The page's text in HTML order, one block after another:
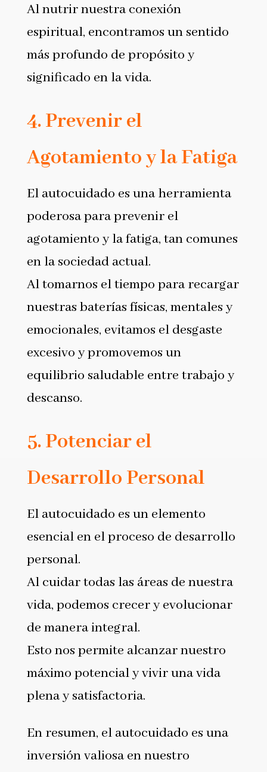
Al nutrir nuestra conexión
espiritual, encontramos un sentido
más profundo de propósito y
significado en la vida.
4. Prevenir el
Agotamiento y la Fatiga
El autocuidado es una herramienta
poderosa para prevenir el
agotamiento y la fatiga, tan comunes
en la sociedad actual.
Al tomarnos el tiempo para recargar
nuestras baterías físicas, mentales y
emocionales, evitamos el desgaste
excesivo y promovemos un
equilibrio saludable entre trabajo y
descanso.
5. Potenciar el
Desarrollo Personal
El autocuidado es un elemento
esencial en el proceso de desarrollo
personal.
Al cuidar todas las áreas de nuestra
vida, podemos crecer y evolucionar
de manera integral.
Esto nos permite alcanzar nuestro
máximo potencial y vivir una vida
plena y satisfactoria.
En resumen, el autocuidado es una
inversión valiosa en nuestro